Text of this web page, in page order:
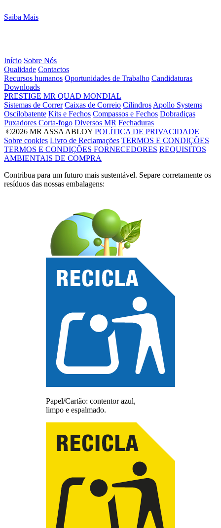
Saiba Mais
Início Sobre Nós
Qualidade Contactos
Recursos humanos Oportunidades de Trabalho Candidaturas
Downloads
PRESTIGE MR QUAD MONDIAL
Sistemas de Correr Caixas de Correio Cilindros Apollo Systems
Oscilobatente Kits e Fechos Compassos e Fechos Dobradiças
Puxadores Corta-fogo Diversos MR Fechaduras
©2026 MR ASSA ABLOY POLÍTICA DE PRIVACIDADE
Sobre cookies Livro de Reclamações TERMOS E CONDIÇÕES
TERMOS E CONDIÇÕES FORNECEDORES REQUISITOS
AMBIENTAIS DE COMPRA
Contribua para um futuro mais sustentável. Separe corretamente os
resíduos das nossas embalagens:
Papel/Cartão: contentor azul,
limpo e espalmado.